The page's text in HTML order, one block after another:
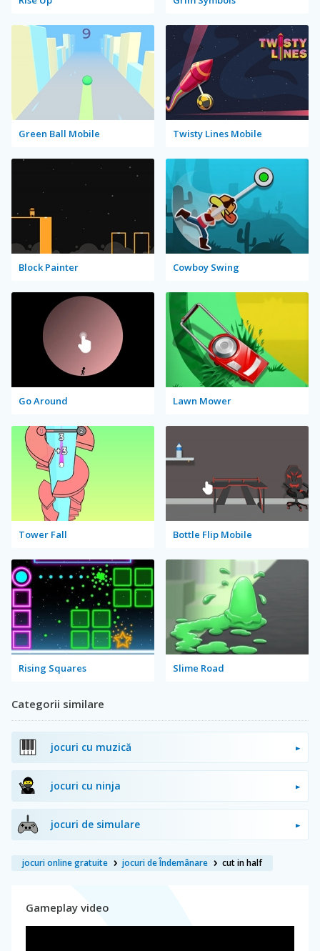
Green Ball Mobile Twisty Lines Mobile
Block Painter Cowboy Swing
Go Around Lawn Mower
Tower Fall Bottle Flip Mobile
Rising Squares Slime Road
Categorii similare
jocuri cu muzică
jocuri cu ninja
jocuri de simulare
jocuri online gratuite jocuri de Îndemânare cut in half
Gameplay video